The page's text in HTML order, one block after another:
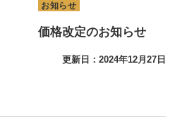
お知らせ
価格改定のお知らせ
更新日：2024年12月27日